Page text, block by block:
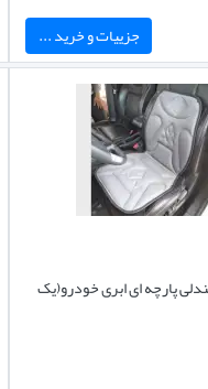
جزییات و خرید ...
پارچه ای ابری خودرو(یک